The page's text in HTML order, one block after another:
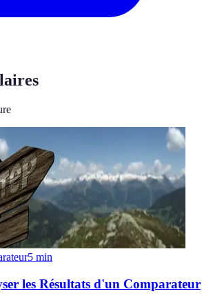
5 min
les Résultats d'un Comparateur